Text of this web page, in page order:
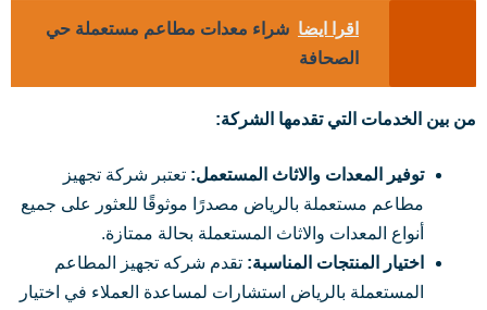
اقرا ايضا
شراء معدات مطاعم مستعملة حي
الصحافة
من بين الخدمات التي تقدمها الشركة:
توفير المعدات والاثاث المستعمل:تعتبر شركة تجهيز
مطاعم مستعملة بالرياض مصدرًا موثوقًا للعثور على جميع
أنواع المعدات والاثاث المستعملة بحالة ممتازة.
اختيار المنتجات المناسبة:تقدم شركه تجهيز المطاعم
المستعملة بالرياض استشارات لمساعدة العملاء في اختيار